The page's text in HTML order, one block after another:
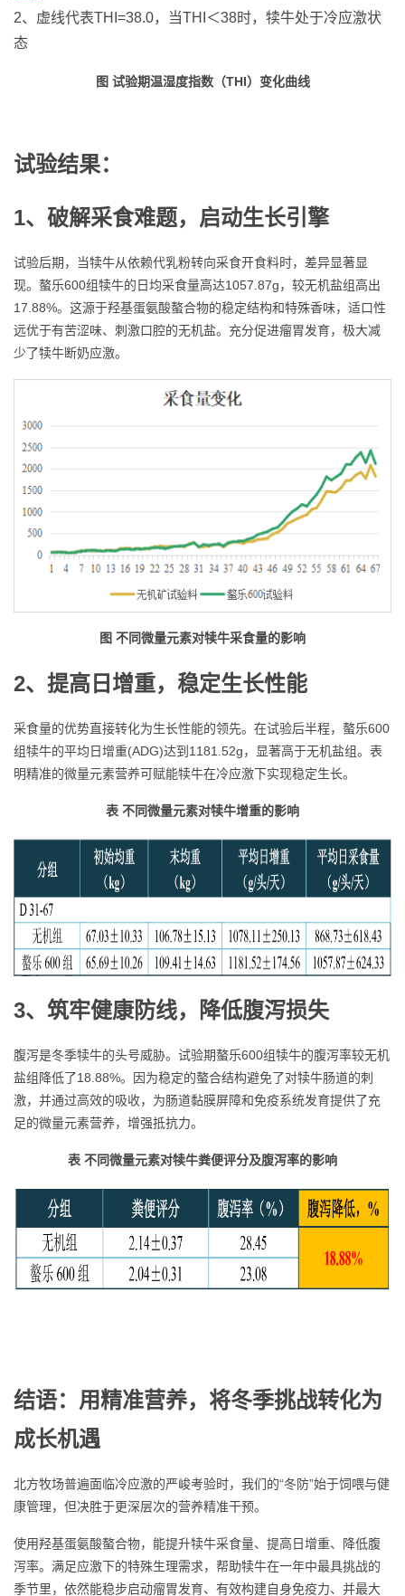
2、虚线代表THI=38.0，当THI＜38时，犊牛处于冷应激状
态
图 试验期温湿度指数（THI）变化曲线
试验结果：
1、破解采食难题，启动生长引擎
试验后期，当犊牛从依赖代乳粉转向采食开食料时，差异显著显
现。螯乐600组犊牛的日均采食量高达1057.87g，较无机盐组高出
17.88%。这源于羟基蛋氨酸螯合物的稳定结构和特殊香味，适口性
远优于有苦涩味、刺激口腔的无机盐。充分促进瘤胃发育，极大减
少了犊牛断奶应激。
图 不同微量元素对犊牛采食量的影响
2、提高日增重，稳定生长性能
采食量的优势直接转化为生长性能的领先。在试验后半程，螯乐600
组犊牛的平均日增重(ADG)达到1181.52g，显著高于无机盐组。表
明精准的微量元素营养可赋能犊牛在冷应激下实现稳定生长。
表 不同微量元素对犊牛增重的影响
3、筑牢健康防线，降低腹泻损失
腹泻是冬季犊牛的头号威胁。试验期螯乐600组犊牛的腹泻率较无机
盐组降低了18.88%。因为稳定的螯合结构避免了对犊牛肠道的刺
激，并通过高效的吸收，为肠道黏膜屏障和免疫系统发育提供了充
足的微量元素营养，增强抵抗力。
表 不同微量元素对犊牛粪便评分及腹泻率的影响
结语：用精准营养，将冬季挑战转化为
成长机遇
北方牧场普遍面临冷应激的严峻考验时，我们的“冬防”始于饲喂与健
康管理，但决胜于更深层次的营养精准干预。
使用羟基蛋氨酸螯合物，能提升犊牛采食量、提高日增重、降低腹
泻率。满足应激下的特殊生理需求，帮助犊牛在一年中最具挑战的
季节里，依然能稳步启动瘤胃发育、有效构建自身免疫力、并最大